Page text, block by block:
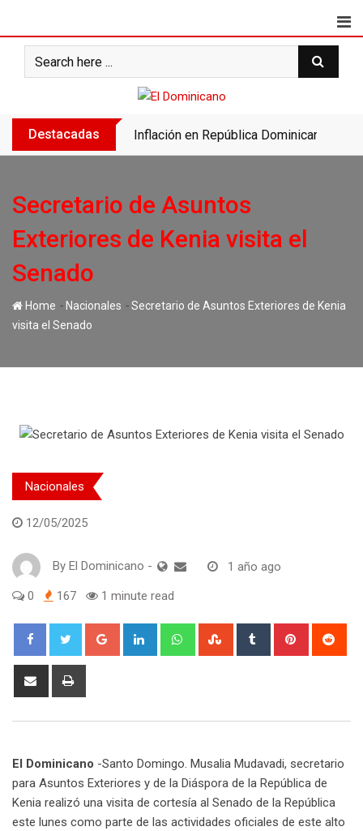
content
Destacadas Inflación en República Dominicana se
Secretario de Asuntos
Exteriores de Kenia visita el
Senado
Home - Nacionales -Secretario de Asuntos Exteriores de Kenia
visita el Senado
Nacionales
12/05/2025
By El Dominicano - 1 año ago
0 167 1 minute read
Google+ LinkedIn WhatsappStumbleUpon
Tumblr Pinterest
Share
El Dominicano -Santo Domingo. Musalia Mudavadi, secretario
para Asuntos Exteriores y de la Diáspora de la República de
Kenia realizó una visita de cortesía al Senado de la República
este lunes como parte de las actividades oficiales de este alto